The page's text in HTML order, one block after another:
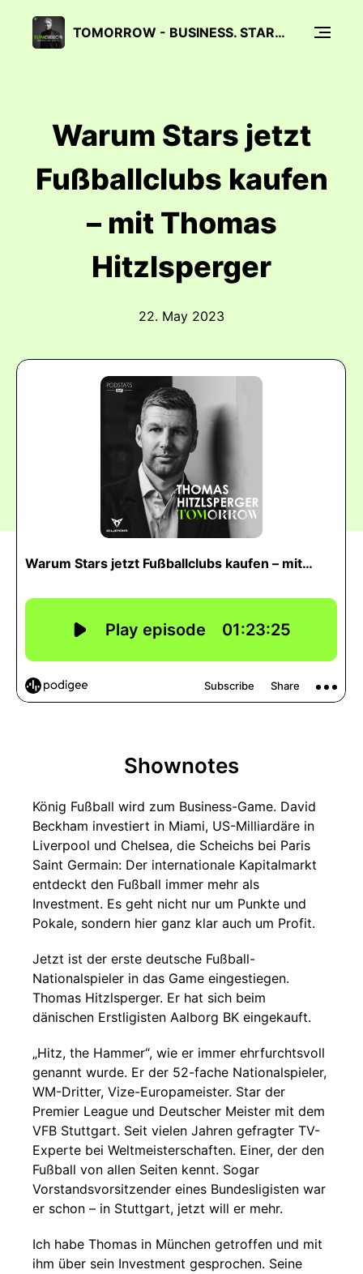
TOMORROW - BUSINESS. STARS. LIFESTYLE.
Warum Stars jetzt
Fußballclubs kaufen
– mit Thomas
Hitzlsperger
22. May 2023
Shownotes
König Fußball wird zum Business-Game. David
Beckham investiert in Miami, US-Milliardäre in
Liverpool und Chelsea, die Scheichs bei Paris
Saint Germain: Der internationale Kapitalmarkt
entdeckt den Fußball immer mehr als
Investment. Es geht nicht nur um Punkte und
Pokale, sondern hier ganz klar auch um Profit.
Jetzt ist der erste deutsche Fußball-
Nationalspieler in das Game eingestiegen.
Thomas Hitzlsperger. Er hat sich beim
dänischen Erstligisten Aalborg BK eingekauft.
„Hitz, the Hammer“, wie er immer ehrfurchtsvoll
genannt wurde. Er der 52-fache Nationalspieler,
WM-Dritter, Vize-Europameister. Star der
Premier League und Deutscher Meister mit dem
VFB Stuttgart. Seit vielen Jahren gefragter TV-
Experte bei Weltmeisterschaften. Einer, der den
Fußball von allen Seiten kennt. Sogar
Vorstandsvorsitzender eines Bundesligisten war
er schon – in Stuttgart, jetzt will er mehr.
Ich habe Thomas in München getroffen und mit
ihm über sein Investment gesprochen. Seine